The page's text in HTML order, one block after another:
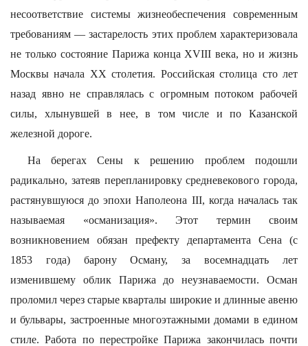
несоответствие системы жизнеобеспечения современным
требованиям — застарелость этих проблем характеризовала
не только состояние Парижа конца XVIII века, но и жизнь
Москвы начала XX столетия. Российская столица сто лет
назад явно не справлялась с огромным потоком рабочей
силы, хлынувшей в нее, в том числе и по Казанской
железной дороге.
На берегах Сены к решению проблем подошли
радикально, затеяв перепланировку средневекового города,
растянувшуюся до эпохи Наполеона III, когда началась так
называемая «османизация». Этот термин своим
возникновением обязан префекту департамента Сена (с
1853 года) барону Осману, за восемнадцать лет
изменившему облик Парижа до неузнаваемости. Осман
проломил через старые кварталы широкие и длинные авеню
и бульвары, застроенные многоэтажными домами в едином
стиле. Работа по перестройке Парижа закончилась почти